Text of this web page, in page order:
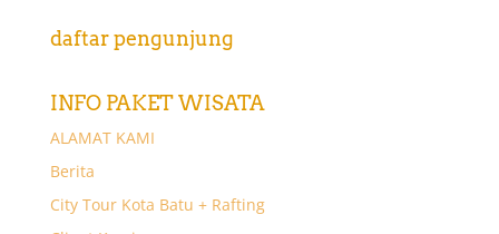
daftar pengunjung
INFO PAKET WISATA
ALAMAT KAMI
Berita
City Tour Kota Batu + Rafting